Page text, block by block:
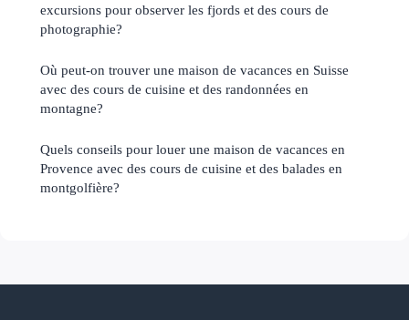
excursions pour observer les fjords et des cours de
photographie?
Où peut-on trouver une maison de vacances en Suisse
avec des cours de cuisine et des randonnées en
montagne?
Quels conseils pour louer une maison de vacances en
Provence avec des cours de cuisine et des balades en
montgolfière?